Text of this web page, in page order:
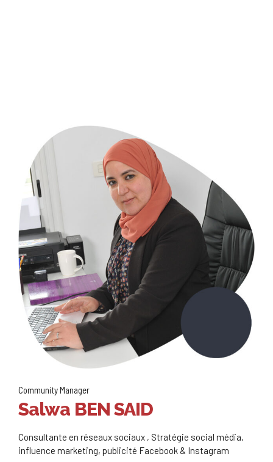
Community Manager
Salwa BEN SAID
Consultante en réseaux sociaux , Stratégie social média,
influence marketing, publicité Facebook & Instagram